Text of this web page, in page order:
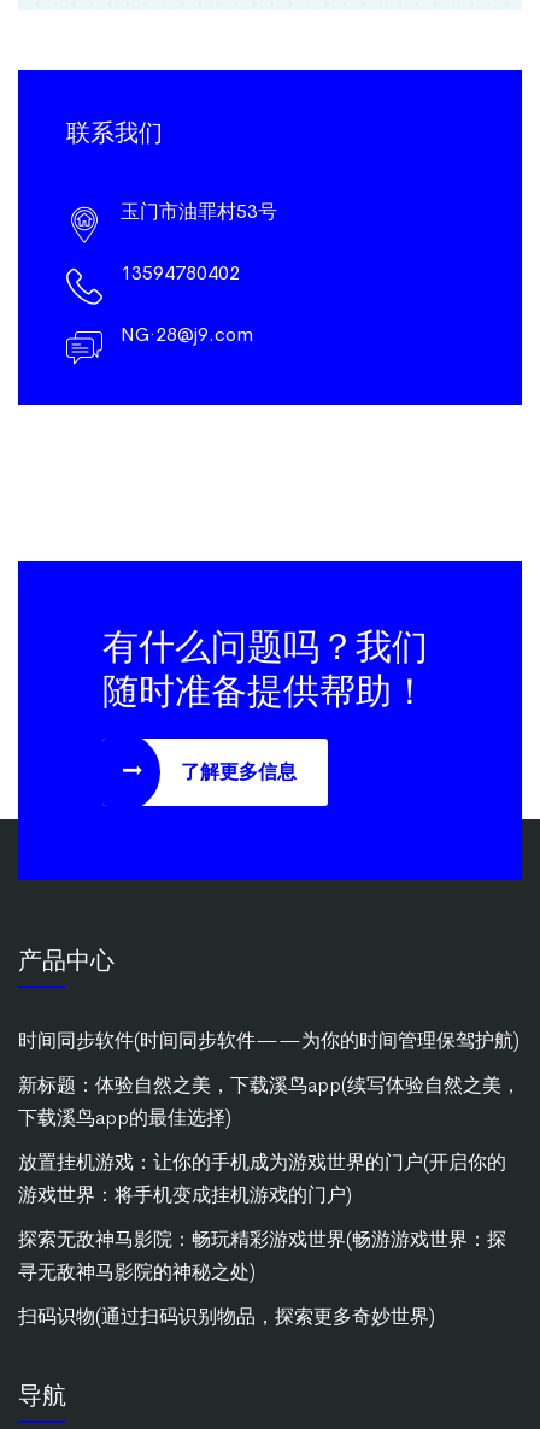
联系我们
玉门市油罪村53号
13594780402
NG·28@j9.com
有什么问题吗？我们
随时准备提供帮助！
了解更多信息
产品中心
时间同步软件(时间同步软件——为你的时间管理保驾护航)
新标题：体验自然之美，下载溪鸟app(续写体验自然之美，
下载溪鸟app的最佳选择)
放置挂机游戏：让你的手机成为游戏世界的门户(开启你的
游戏世界：将手机变成挂机游戏的门户)
探索无敌神马影院：畅玩精彩游戏世界(畅游游戏世界：探
寻无敌神马影院的神秘之处)
扫码识物(通过扫码识别物品，探索更多奇妙世界)
导航